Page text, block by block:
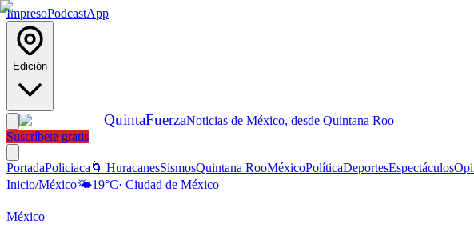
ImpresoPodcastApp
Edición
QuintaFuerzaNoticias de México, desde Quintana Roo
Suscríbete gratis
PortadaPoliciaca 🌀 HuracanesSismosQuintana RooMéxicoPolíticaDeportesEspectáculos
Inicio/México🌤️19°C· Ciudad de México
México